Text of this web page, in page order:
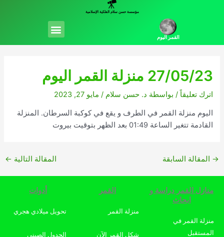
مؤسسة حسن سلام الفلكية الإسلامية
القمر اليوم
Menu
27/05/23 منزلة القمر اليوم
اترك تعليقاً / بواسطة د. حسن سلام/ مايو 27, 2023
اليوم منزلة القمر في الطرف و يقع في كوكبة السرطان. المنزلة
القادمة تتغير الساعة 01:49 بعد الظهر بتوقيت بيروت
→ المقالة السابقة المقالة التالية ←
منازل القمر دراسة و
ابحاث
منزلة القمر في
المستقبل
القمر
منزلة القمر
شكل القمر الآن
أدوات
تحويل ميلادي هجري
الجدول الصيني